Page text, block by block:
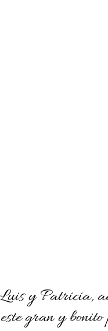
Luis y Patricia,
este gran y bonito